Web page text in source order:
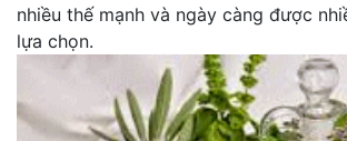
nhiều thế mạnh và ngày càng được
lựa chọn.